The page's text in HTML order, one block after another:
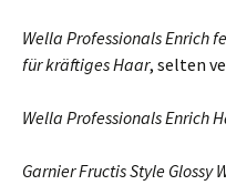
Wella Professionals Enrich
für kräftiges Haar, selten
Wella Professionals Enrich
Garnier Fructis Style Glossy